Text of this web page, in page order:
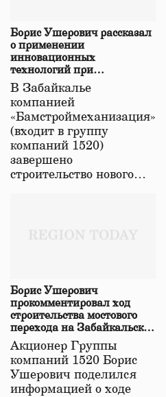
Борис Ушерович рассказал
о применении
инновационных
технологий при
строительстве нового моста
в Забайкалье
В Забайкалье
компанией
«Бамстроймеханизация»
(входит в группу
компаний 1520)
завершено
строительство нового…
Борис Ушерович
прокомментировал ход
строительства мостового
перехода на Забайкальской
железной дороге
Акционер Группы
компаний 1520 Борис
Ушерович поделился
информацией о ходе